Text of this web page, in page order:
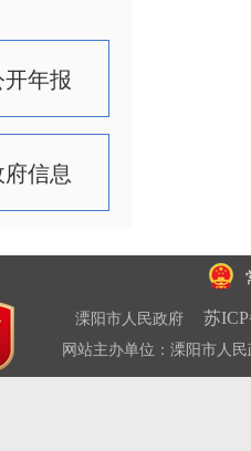
年报
信息
溧阳市人民政府 苏
网站主办单位：溧阳市人